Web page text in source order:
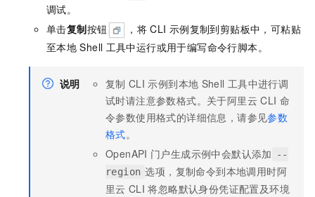
调试。
单击复制按钮 ，将 CLI 示例复制到剪贴板中，可粘贴
至本地 Shell 工具中运行或用于编写命令行脚本。
说明 复制 CLI 示例到本地 Shell 工具中进行调
试时请注意参数格式。关于阿里云 CLI 命
令参数使用格式的详细信息，请参见参数
格式。
OpenAPI 门户生成示例中会默认添加
--
region 选项，复制命令到本地调用时阿
里云 CLI 将忽略默认身份凭证配置及环境